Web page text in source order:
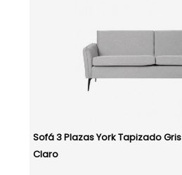
Sofá 3 Plazas York Tapizado Gris
Claro